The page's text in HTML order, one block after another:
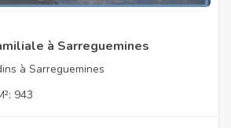
à Sarreguemines
à Sarreguemines
943